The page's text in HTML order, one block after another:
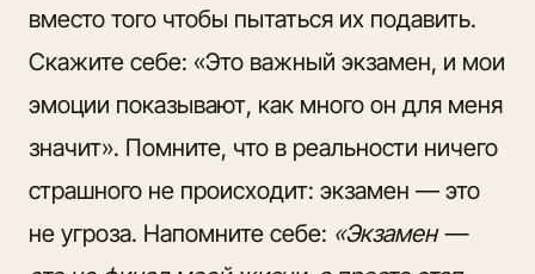
вместо того чтобы пытаться их подавить.
Скажите себе: «Это важный экзамен, и мои
эмоции показывают, как много он для меня
значит». Помните, что в реальности ничего
страшного не происходит: экзамен — это
не угроза. Напомните себе: «Экзамен —